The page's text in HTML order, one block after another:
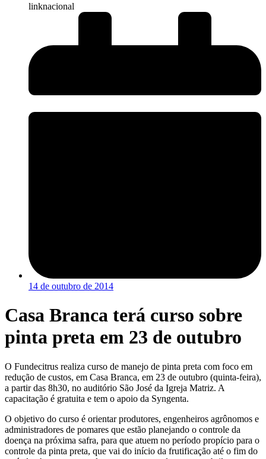
linknacional
14 de outubro de 2014
Casa Branca terá curso sobre
pinta preta em 23 de outubro
O Fundecitrus realiza curso de manejo de pinta preta com foco em
redução de custos, em Casa Branca, em 23 de outubro (quinta-feira),
a partir das 8h30, no auditório São José da Igreja Matriz. A
capacitação é gratuita e tem o apoio da Syngenta.
O objetivo do curso é orientar produtores, engenheiros agrônomos e
administradores de pomares que estão planejando o controle da
doença na próxima safra, para que atuem no período propício para o
controle da pinta preta, que vai do início da frutificação até o fim do